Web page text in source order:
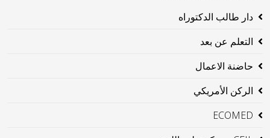
دار طالب الدكتوراه
التعلم عن بعد
حاضنة الاعمال
الركن الأمريكي
ECOMED